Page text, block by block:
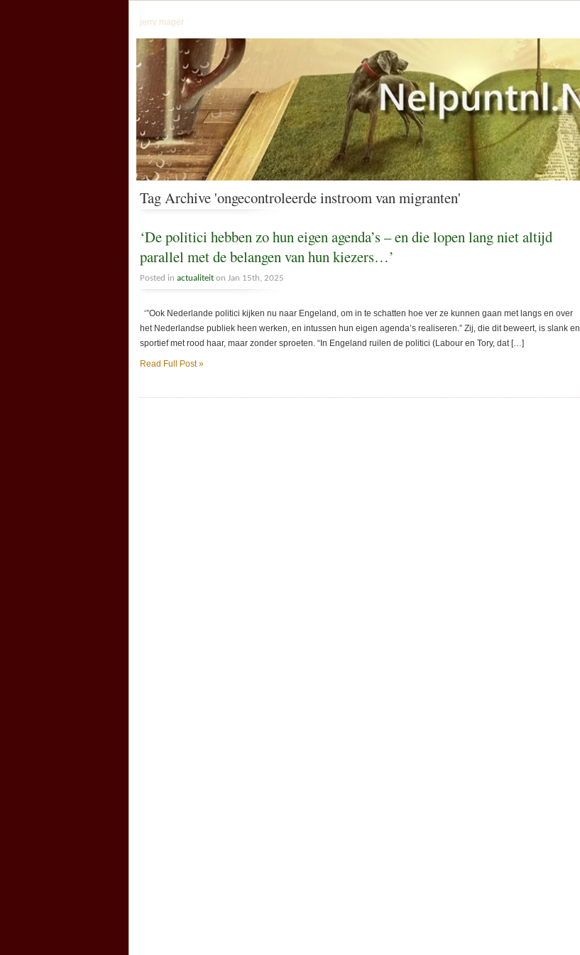
jerry mager
Tag Archive 'ongecontroleerde instroom van migranten'
‘De politici hebben zo hun eigen agenda’s – en die lopen lang niet altijd
parallel met de belangen van hun kiezers…’
Posted in actualiteit on Jan 15th, 2025
‘”Ook Nederlande politici kijken nu naar Engeland, om in te schatten hoe ver ze kunnen gaan met langs en over
het Nederlandse publiek heen werken, en intussen hun eigen agenda’s realiseren.” Zij, die dit beweert, is slank en
sportief met rood haar, maar zonder sproeten. “In Engeland ruilen de politici (Labour en Tory, dat […]
Read Full Post »